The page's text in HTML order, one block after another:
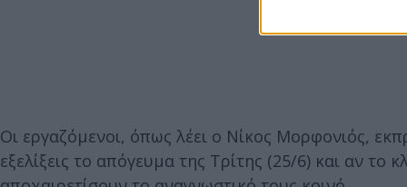
Οι εργαζόμενοι, όπως λέει ο Νίκος Μορφονιός,
εξελίξεις το απόγευμα της Τρίτης (25/6) και αν το